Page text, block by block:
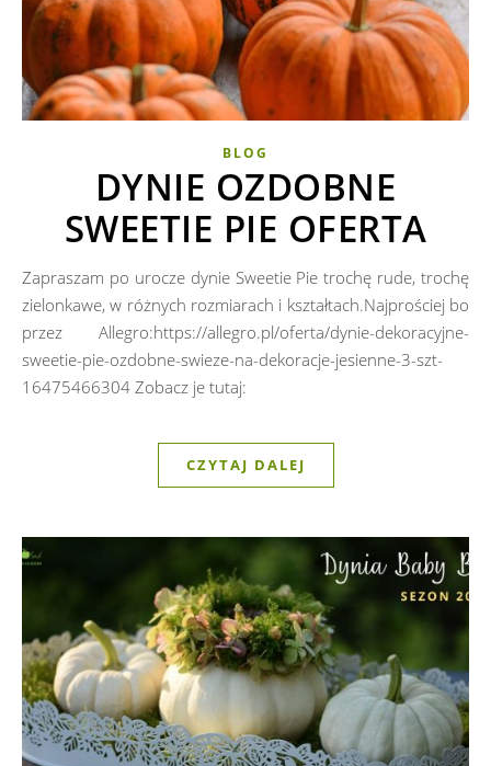
BLOG
DYNIE OZDOBNE
SWEETIE PIE OFERTA
Zapraszam po urocze dynie Sweetie Pie trochę rude, trochę
zielonkawe, w różnych rozmiarach i kształtach.Najprościej bo
przez Allegro:https://allegro.pl/oferta/dynie-dekoracyjne-
sweetie-pie-ozdobne-swieze-na-dekoracje-jesienne-3-szt-
16475466304 Zobacz je tutaj:
CZYTAJ DALEJ